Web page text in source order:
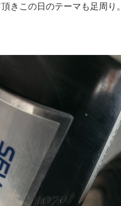
きこの日のテーマも足周り。